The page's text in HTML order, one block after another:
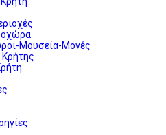
Μουσεία-Μονές
Κρήτης